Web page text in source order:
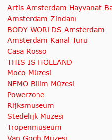
Artis Amsterdam Hayvanat
Amsterdam Zindanı
BODY WORLDS Amsterdam
Amsterdam Kanal Turu
Casa Rosso
THIS IS HOLLAND
Moco Müzesi
NEMO Bilim Müzesi
Powerzone
Rijksmuseum
Stedelijk Müzesi
Tropenmuseum
Van Gogh Müzesi